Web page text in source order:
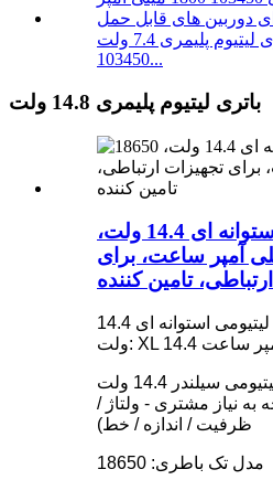
فروش عمده پک باتری لیتیوم پلیمری 7.4 ولت
103450...
باتری لیتیوم پلیمری 14.8 ولت
باتری لیتیومی استوانه ای 14.4 ولت،
6600 میلی آمپر ساعت، برای
تامین کننده
مدل محصول باتری لیتیومی استوانه ای 14.4
پارامترهای فنی باتری لیتیومی سیلندر 14.4 ولت
نیاز مشتری - ولتاژ /
ظرفیت / اندازه / خط)
مدل تک باطری: 18650